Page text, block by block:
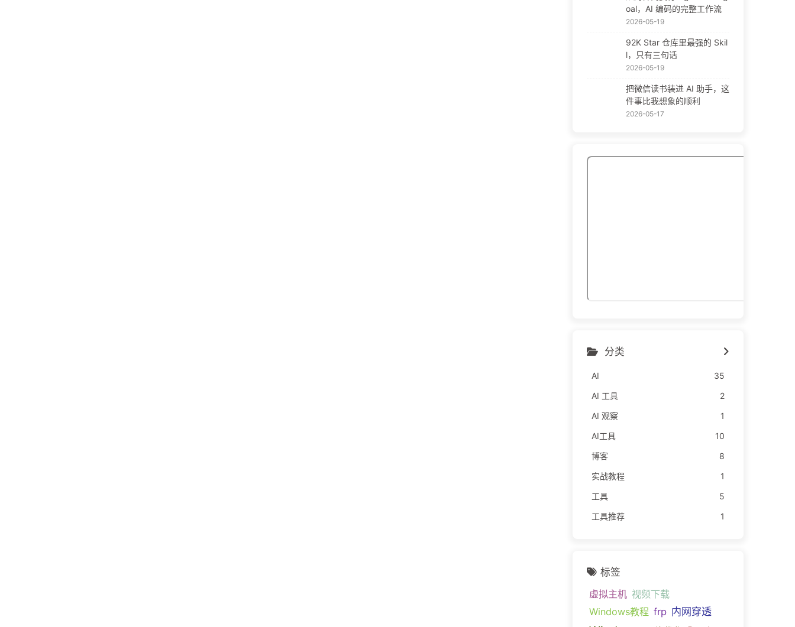
oal，AI 编码的完整工作流
2026-05-19
92K Star 仓库里最强的 Skil
l，只有三句话
2026-05-19
把微信读书装进 AI 助手，这
件事比我想象的顺利
2026-05-17
分类
AI
35
AI 工具
2
AI 观察
1
AI工具
10
博客
8
实战教程
1
工具
5
工具推荐
1
标签
虚拟主机 视频下载
Windows教程 frp 内网穿透